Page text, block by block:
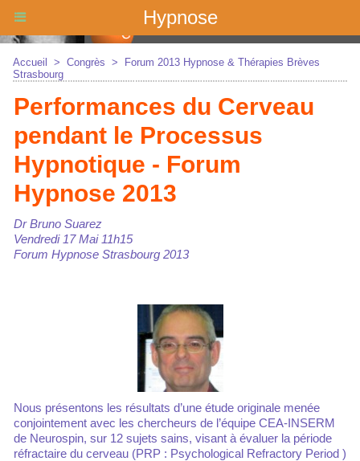
Hypnose
Accueil > Congrès >
Forum 2013 Hypnose & Thérapies Brèves
Strasbourg
Performances du Cerveau
pendant le Processus
Hypnotique - Forum
Hypnose 2013
Dr Bruno Suarez
Vendredi 17 Mai 11h15
Forum Hypnose Strasbourg 2013
Nous présentons les résultats d’une étude originale menée
conjointement avec les chercheurs de l’équipe CEA-INSERM
de Neurospin, sur 12 sujets sains, visant à évaluer la période
réfractaire du cerveau (PRP : Psychological Refractory Period )